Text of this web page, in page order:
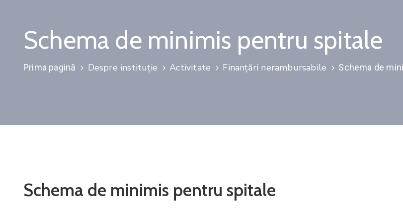
Schema de minimis pentru spitale
Prima pagină Despre instituție Activitate Finanțări nerambursabile Schema de
Schema de minimis pentru spitale